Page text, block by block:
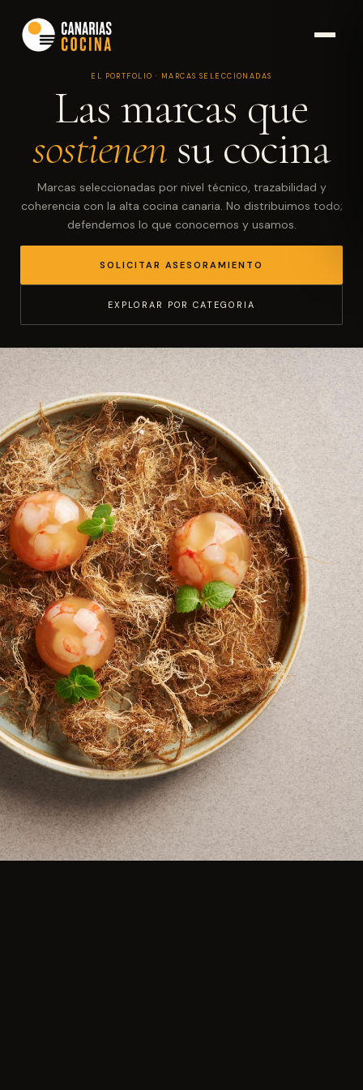
EL PORTFOLIO · MARCAS SELECCIONADAS
Las marcas que
sostienen su cocina
Marcas seleccionadas por nivel técnico, trazabilidad y
coherencia con la alta cocina canaria. No distribuimos todo;
defendemos lo que conocemos y usamos.
SOLICITAR ASESORAMIENTO
EXPLORAR POR CATEGORIA